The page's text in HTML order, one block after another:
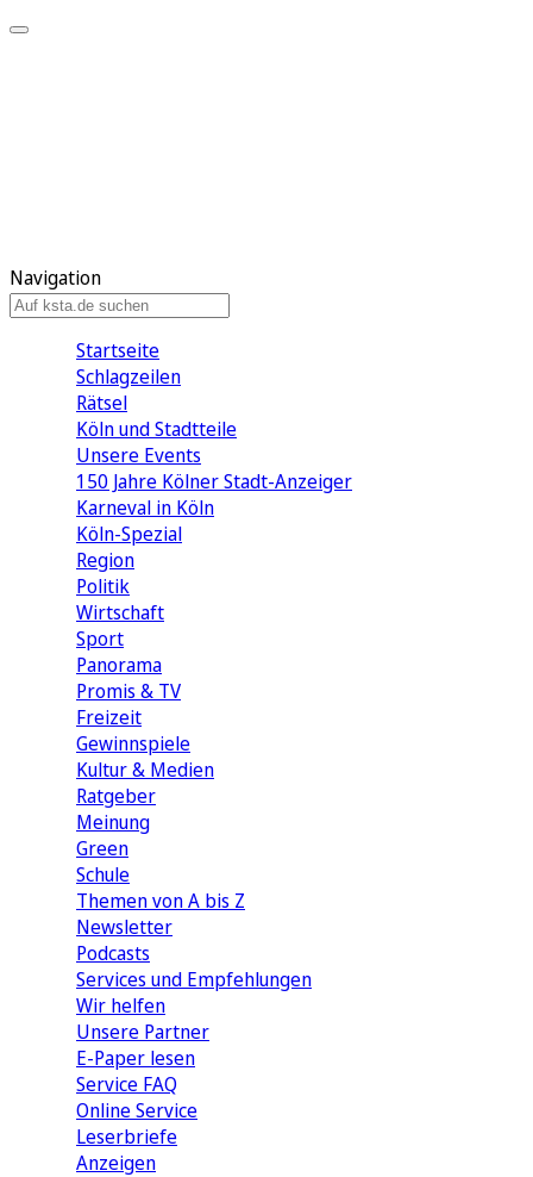
Navigation
Startseite
Schlagzeilen
Rätsel
Köln und Stadtteile
Unsere Events
150 Jahre Kölner Stadt-Anzeiger
Karneval in Köln
Köln-Spezial
Region
Politik
Wirtschaft
Sport
Panorama
Promis & TV
Freizeit
Gewinnspiele
Kultur & Medien
Ratgeber
Meinung
Green
Schule
Themen von A bis Z
Newsletter
Podcasts
Services und Empfehlungen
Wir helfen
Unsere Partner
E-Paper lesen
Service FAQ
Online Service
Leserbriefe
Anzeigen